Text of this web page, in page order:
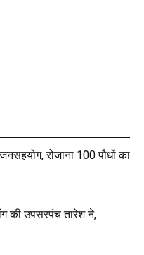
रोजाना 100 पौधों का
की उपसरपंच तारेश ने,